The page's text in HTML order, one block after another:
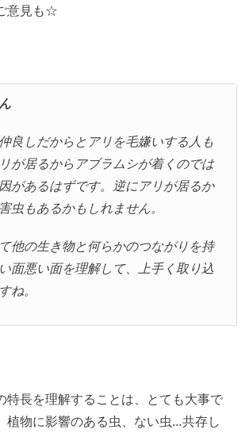
意見も☆
良しだからとアリを毛嫌いする人も
が居るからアブラムシが着くのでは
があるはずです。逆にアリが居るか
虫もあるかもしれません。
他の生き物と何らかのつながりを持
面悪い面を理解して、上手く取り込
ね。
特長を理解することは、とても大事で
植物に影響のある虫、ない虫…共存し